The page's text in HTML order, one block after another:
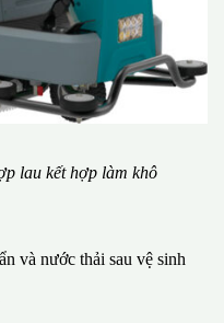
lau kết hợp làm khô
và nước thải sau vệ sinh